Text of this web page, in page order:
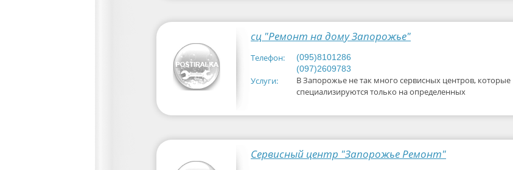
сц "Ремонт на дому Запорожье"
Телефон:
(095)8101286
(097)2609783
Услуги:
В Запорожье не так много сервисных центров, которые
специализируются только на определенных
Сервисный центр "Запорожье Ремонт"